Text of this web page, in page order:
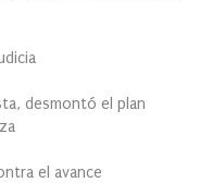
desmontó el plan
el avance